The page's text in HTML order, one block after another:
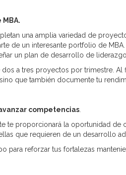
una amplia variedad de
de un interesante portfolio de
un plan de desarrollo de liderazgo.
dos a tres proyectos por trimestre. Al
que también documente tu
competencias
te proporcionará la oportunidad de
que requieren de un desarrollo
para reforzar tus fortalezas